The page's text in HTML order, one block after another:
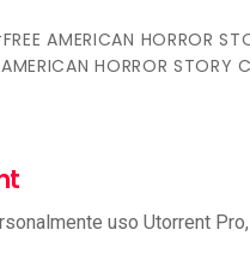
FREE AMERICAN HORROR
HORROR STORY
uso Utorrent